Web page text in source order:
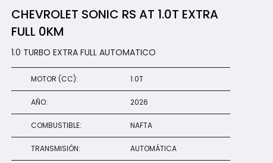
CHEVROLET SONIC RS AT 1.0T EXTRA
FULL 0KM
1.0 TURBO EXTRA FULL AUTOMATICO
MOTOR (CC): 1.0T
AÑO: 2026
COMBUSTIBLE: NAFTA
TRANSMISIÓN: AUTOMÁTICA